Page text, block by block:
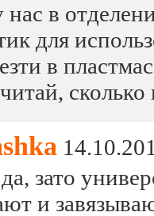
в
для
в
зато
и